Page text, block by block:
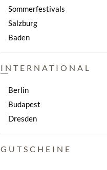
Sommerfestivals
Salzburg
Baden
INTERNATIONAL
Berlin
Budapest
Dresden
GUTSCHEINE